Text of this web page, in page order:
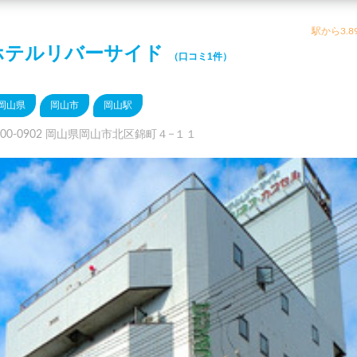
駅から
テルリバーサイド （口コミ1件）
山県 岡山市 岡山駅
0902 岡山県岡山市北区錦町４−１１